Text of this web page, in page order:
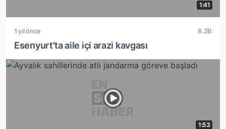
1:41
1 yıl önce 8.2B
Esenyurt'ta aile içi arazi kavgası
1:53